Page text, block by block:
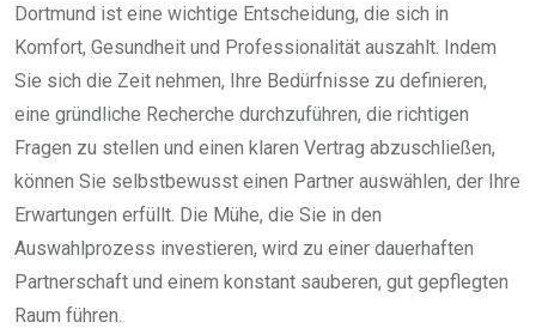
Dortmund ist eine wichtige Entscheidung, die sich in
Komfort, Gesundheit und Professionalität auszahlt. Indem
Sie sich die Zeit nehmen, Ihre Bedürfnisse zu definieren,
eine gründliche Recherche durchzuführen, die richtigen
Fragen zu stellen und einen klaren Vertrag abzuschließen,
können Sie selbstbewusst einen Partner auswählen, der Ihre
Erwartungen erfüllt. Die Mühe, die Sie in den
Auswahlprozess investieren, wird zu einer dauerhaften
Partnerschaft und einem konstant sauberen, gut gepflegten
Raum führen.